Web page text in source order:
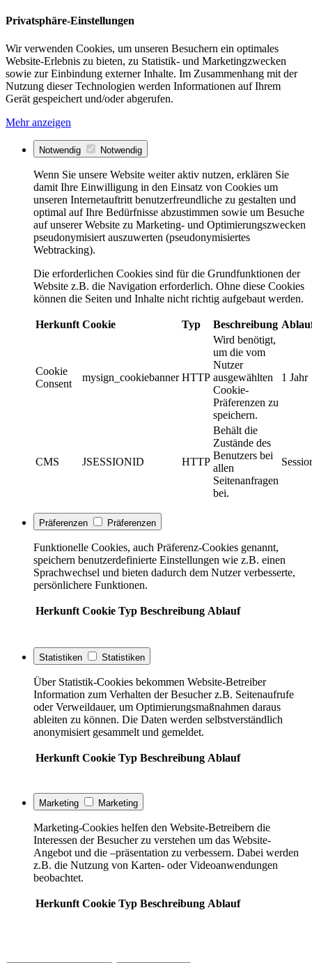
Privatsphäre-Einstellungen
Wir verwenden Cookies, um unseren Besuchern ein optimales
Website-Erlebnis zu bieten, zu Statistik- und Marketingzwecken
sowie zur Einbindung externer Inhalte. Im Zusammenhang mit der
Nutzung dieser Technologien werden Informationen auf Ihrem
Gerät gespeichert und/oder abgerufen.
Mehr anzeigen
Notwendig Notwendig
Wenn Sie unsere Website weiter aktiv nutzen, erklären Sie
damit Ihre Einwilligung in den Einsatz von Cookies um
unseren Internetauftritt benutzerfreundliche zu gestalten und
optimal auf Ihre Bedürfnisse abzustimmen sowie um Besuche
auf unserer Website zu Marketing- und Optimierungszwecken
pseudonymisiert auszuwerten (pseudonymisiertes
Webtracking).
Die erforderlichen Cookies sind für die Grundfunktionen der
Website z.B. die Navigation erforderlich. Ohne diese Cookies
können die Seiten und Inhalte nicht richtig aufgebaut werden.
Herkunft Cookie Typ Beschreibung
Cookie
Consent
mysign_cookiebanner HTTP
Wird benötigt,
um die vom
Nutzer
ausgewählten
Cookie-
Präferenzen zu
speichern.
1 Jahr
CMS JSESSIONID HTTP
Behält die
Zustände des
Benutzers bei
allen
Seitenanfragen
bei.
Präferenzen Präferenzen
Funktionelle Cookies, auch Präferenz-Cookies genannt,
speichern benutzerdefinierte Einstellungen wie z.B. einen
Sprachwechsel und bieten dadurch dem Nutzer verbesserte,
persönlichere Funktionen.
Herkunft Cookie Typ Beschreibung Ablauf
Statistiken Statistiken
Über Statistik-Cookies bekommen Website-Betreiber
Information zum Verhalten der Besucher z.B. Seitenaufrufe
oder Verweildauer, um Optimierungsmaßnahmen daraus
ableiten zu können. Die Daten werden selbstverständlich
anonymisiert gesammelt und gemeldet.
Herkunft Cookie Typ Beschreibung Ablauf
Marketing Marketing
Marketing-Cookies helfen den Website-Betreibern die
Interessen der Besucher zu verstehen um das Website-
Angebot und die –präsentation zu verbessern. Dabei werden
z.B. die Nutzung von Karten- oder Videoanwendungen
beobachtet.
Herkunft Cookie Typ Beschreibung Ablauf